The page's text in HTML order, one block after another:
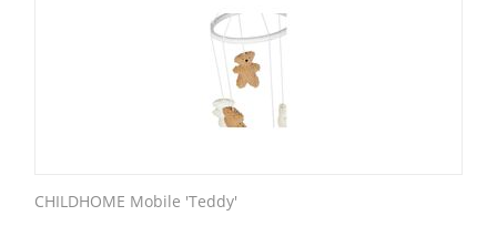
CHILDHOME Mobile 'Teddy'